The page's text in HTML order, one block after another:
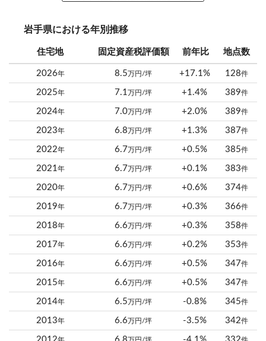
岩手県における年別推移
住宅地 固定資産税評価額 前年比 地点数
2026年 8.5 万円/坪 +17.1% 128件
2025年 7.1 万円/坪 +1.4% 389件
2024年 7.0 万円/坪 +2.0% 389件
2023年 6.8 万円/坪 +1.3% 387件
2022年 6.7 万円/坪 +0.5% 385件
2021年 6.7 万円/坪 +0.1% 383件
2020年 6.7 万円/坪 +0.6% 374件
2019年 6.7 万円/坪 +0.3% 366件
2018年 6.6 万円/坪 +0.3% 358件
2017年 6.6 万円/坪 +0.2% 353件
2016年 6.6 万円/坪 +0.5% 347件
2015年 6.6 万円/坪 +0.5% 347件
2014年 6.5 万円/坪 -0.8% 345件
2013年 6.6 万円/坪 -3.5% 342件